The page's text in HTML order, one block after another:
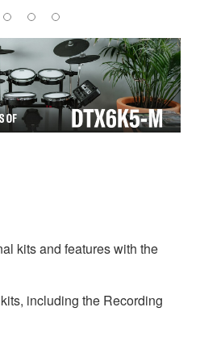
kits and features with the
including the Recording